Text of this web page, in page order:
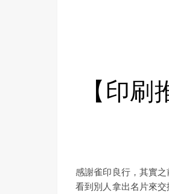
【印
感謝雀印良行，其實
看到別人拿出名片來